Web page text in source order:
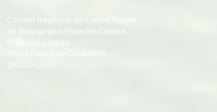
Comité Régional de Canoë Kayak
de Bourgogne-Franche-Comté
Château Cateau
19 rue Pierre de Coubertin
21000 Dijon